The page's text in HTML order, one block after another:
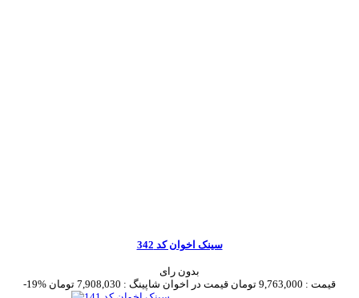
سینک اخوان کد 342
بدون رای
-19%
قیمت : 9,763,000 تومان قیمت در اخوان شاپینگ : 7,908,030 تومان